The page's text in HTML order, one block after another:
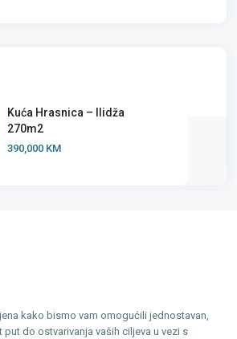
Kuća Hrasnica – Ilidža
270m2
390,000 KM
kako bismo vam omogućili jednostavan,
do ostvarivanja vaših ciljeva u vezi s